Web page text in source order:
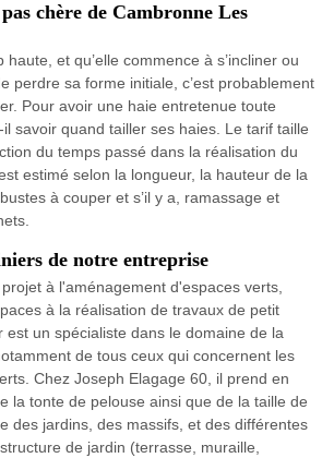
chère de Cambronne Les
et qu’elle commence à s’incliner ou
perdre sa forme initiale, c’est probablement
Pour avoir une haie entretenue toute
il savoir quand tailler ses haies. Le tarif taille
du temps passé dans la réalisation du
estimé selon la longueur, la hauteur de la
à couper et s’il y a, ramassage et
de notre entreprise
à l'aménagement d'espaces verts,
à la réalisation de travaux de petit
est un spécialiste dans le domaine de la
de tous ceux qui concernent les
Chez Joseph Elagage 60, il prend en
la tonte de pelouse ainsi que de la taille de
des jardins, des massifs, et des différentes
de jardin (terrasse, muraille,